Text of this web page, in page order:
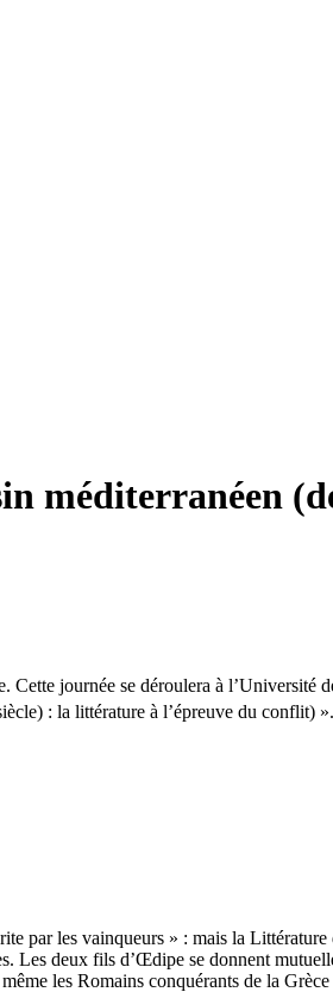
méditerranéen
journée se déroulera à l’Université
: la littérature à l’épreuve du conflit) ».
par les vainqueurs » : mais la Littérature
Les deux fils d’Œdipe se donnent
les Romains conquérants de la